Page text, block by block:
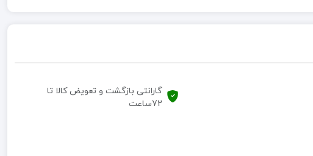
گارانتی بازگشت و تعویض کالا تا
72ساعت